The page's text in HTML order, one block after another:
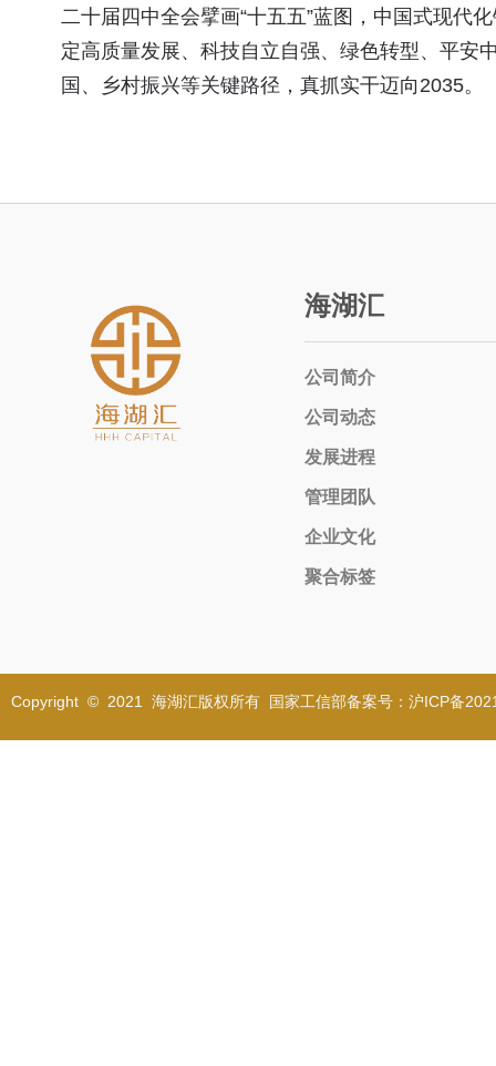
二十届四中全会擘画“十五五”蓝图，中国式现代
定高质量发展、科技自立自强、绿色转型、平安
国、乡村振兴等关键路径，真抓实干迈向2035。
海湖汇
公司简介
公司动态
发展进程
管理团队
企业文化
聚合标签
Copyright © 2021 海湖汇版权所有 国家工信部备案号：沪ICP备